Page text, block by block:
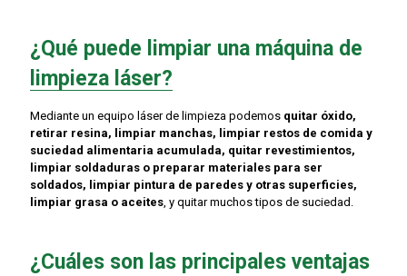
¿Qué puede limpiar una máquina de
limpieza láser?
Mediante un equipo láser de limpieza podemos quitar óxido,
retirar resina, limpiar manchas, limpiar restos de comida y
suciedad alimentaria acumulada, quitar revestimientos,
limpiar soldaduras o preparar materiales para ser
soldados, limpiar pintura de paredes y otras superficies,
limpiar grasa o aceites, y quitar muchos tipos de suciedad.
¿Cuáles son las principales ventajas